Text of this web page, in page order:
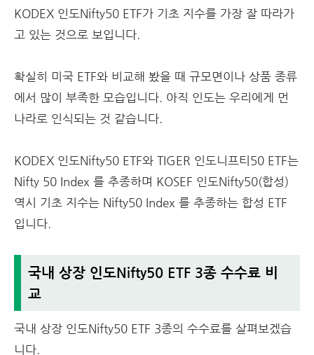
KODEX 인도Nifty50 ETF가 기초 지수를 가장 잘 따라가
고 있는 것으로 보입니다.
확실히 미국 ETF와 비교해 봤을 때 규모면이나 상품 종류
에서 많이 부족한 모습입니다. 아직 인도는 우리에게 먼
나라로 인식되는 것 같습니다.
KODEX 인도Nifty50 ETF와 TIGER 인도니프티50 ETF는
Nifty 50 Index 를 추종하며 KOSEF 인도Nifty50(합성)
역시 기초 지수는 Nifty50 Index 를 추종하는 합성 ETF
입니다.
국내 상장 인도Nifty50 ETF 3종 수수료 비
교
국내 상장 인도Nifty50 ETF 3종의 수수료를 살펴보겠습
니다.